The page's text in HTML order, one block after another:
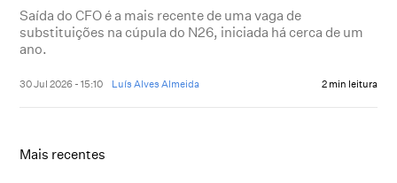
Saída do CFO é a mais recente de uma vaga de
substituições na cúpula do N26, iniciada há cerca de um
ano.
30 Jul 2026 - 15:10 Luís Alves Almeida 2 min leitura
Mais recentes